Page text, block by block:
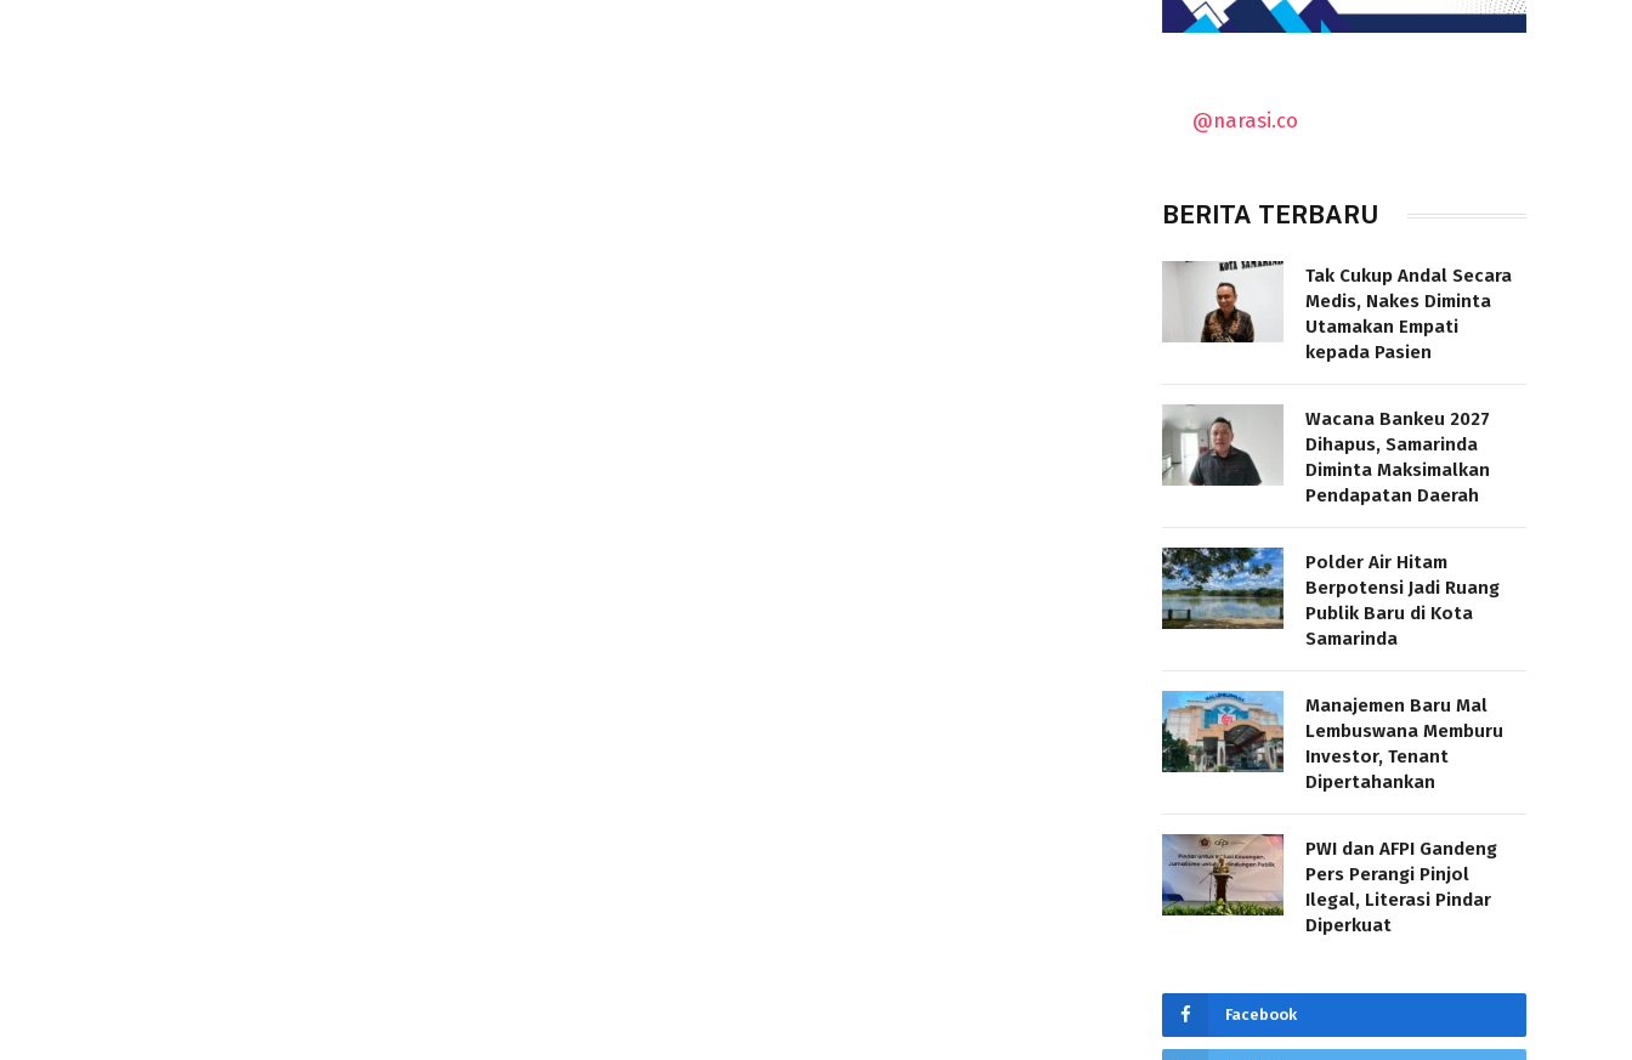
@narasi.co
BERITA TERBARU
Tak Cukup Andal Secara
Medis, Nakes Diminta
Utamakan Empati
kepada Pasien
Wacana Bankeu 2027
Dihapus, Samarinda
Diminta Maksimalkan
Pendapatan Daerah
Polder Air Hitam
Berpotensi Jadi Ruang
Publik Baru di Kota
Samarinda
Manajemen Baru Mal
Lembuswana Memburu
Investor, Tenant
Dipertahankan
PWI dan AFPI Gandeng
Pers Perangi Pinjol
Ilegal, Literasi Pindar
Diperkuat
Facebook